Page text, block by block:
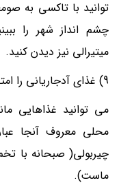
توانید با تاکسی به
چشم انداز شهر را
میتیرالی نیز دیدن کنید.
9) غذای آدجاریانی را امتحان کنید.
می توانید غذاهایی
محلی معروف آنجا
چیربولی( صبحانه با
ماست).